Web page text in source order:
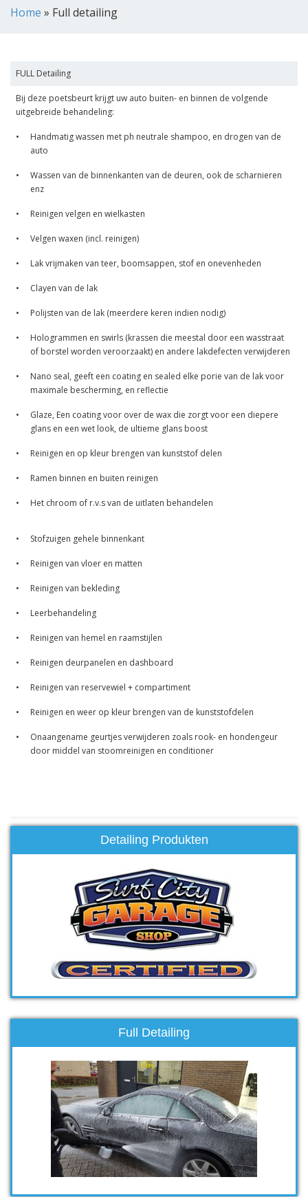
Home » Full detailing
FULL Detailing
Bij deze poetsbeurt krijgt uw auto buiten- en binnen de volgende
uitgebreide behandeling:
•
Handmatig wassen met ph neutrale shampoo, en drogen van de
auto
•
Wassen van de binnenkanten van de deuren, ook de scharnieren
enz
• Reinigen velgen en wielkasten
• Velgen waxen (incl. reinigen)
• Lak vrijmaken van teer, boomsappen, stof en onevenheden
• Clayen van de lak
• Polijsten van de lak (meerdere keren indien nodig)
•
Hologrammen en swirls (krassen die meestal door een wasstraat
of borstel worden veroorzaakt) en andere lakdefecten verwijderen
•
Nano seal, geeft een coating en sealed elke porie van de lak voor
maximale bescherming, en reflectie
•
Glaze, Een coating voor over de wax die zorgt voor een diepere
glans en een wet look, de ultieme glans boost
• Reinigen en op kleur brengen van kunststof delen
• Ramen binnen en buiten reinigen
• Het chroom of r.v.s van de uitlaten behandelen
• Stofzuigen gehele binnenkant
• Reinigen van vloer en matten
• Reinigen van bekleding
• Leerbehandeling
• Reinigen van hemel en raamstijlen
• Reinigen deurpanelen en dashboard
• Reinigen van reservewiel + compartiment
• Reinigen en weer op kleur brengen van de kunststofdelen
•
Onaangename geurtjes verwijderen zoals rook- en hondengeur
door middel van stoomreinigen en conditioner
Detailing Produkten
Full Detailing